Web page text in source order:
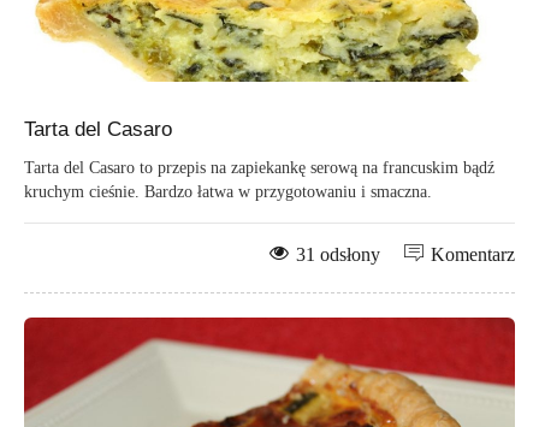
Tarta del Casaro
Tarta del Casaro to przepis na zapiekankę serową na francuskim bądź
kruchym cieśnie. Bardzo łatwa w przygotowaniu i smaczna.
Komentarz
31 odsłony